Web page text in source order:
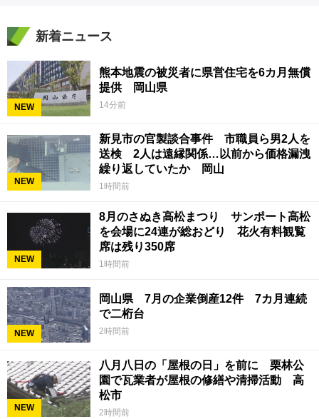
新着ニュース
NEW
熊本地震の被災者に県営住宅を6カ月無償
提供 岡山県
14分前
NEW
新見市の官製談合事件 市職員ら男2人を
送検 2人は遠縁関係…以前から価格漏洩
繰り返していたか 岡山
1時間前
NEW
8月のさぬき高松まつり サンポート高松
を会場に24連が総おどり 花火有料観覧
席は残り350席
1時間前
NEW
岡山県 7月の企業倒産12件 7カ月連続
で二桁台
2時間前
NEW
八月八日の「屋根の日」を前に 栗林公
園で瓦業者が屋根の修繕や清掃活動 高
松市
2時間前